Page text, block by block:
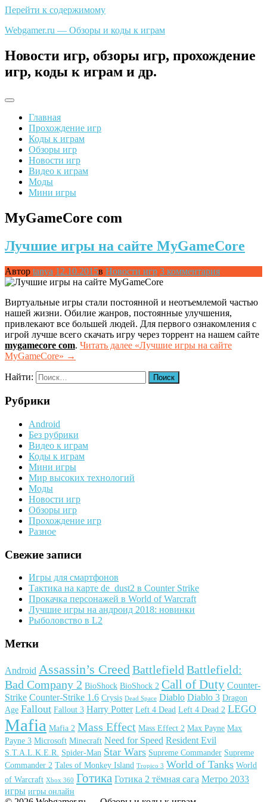
Перейти к содержимому
Webgamer.ru — Обзоры и коды к играм
Новости игр, обзоры игр, прохождение
игр, коды к играм и др.
Главная
Прохождение игр
Коды к играм
Обзоры игр
Новости игр
Видео к играм
Моды
Мини игры
MyGameCore com
Лучшие игры на сайте MyGameCore
Автор tanya 12.10.2015в Новости игр 3 комментария
Виртуальные игры стали постоянной и неотъемлемой частью
нашей жизни. Обилие жанров, постоянные улучшения,
привлекают все большей людей. Для первого ознакомления с
игрой лучше всего скачать игру через торрент на нашем сайте
mygamecore com. Читать далее «Лучшие игры на сайте
MyGameCore» →
Найти:
Рубрики
Android
Без рубрики
Видео к играм
Коды к играм
Мини игры
Мир высоких технологий
Моды
Новости игр
Обзоры игр
Прохождение игр
Разное
Свежие записи
Игры для смартфонов
Тактика на карте de_dust2 в Counter Strike
Прокачка персонажей в World of Warcraft
Лучшие игры на андроид 2018: новинки
Рыболовство в L2
Метки
Android Assassin’s Creed Battlefield Battlefield:
Bad Company 2 BioShock BioShock 2 Call of Duty Counter-
Strike Counter-Strike 1.6 Crysis Dead Space Diablo Diablo 3 Dragon
Age Fallout Fallout 3 Harry Potter Left 4 Dead Left 4 Dead 2 LEGO
Mafia Mafia 2 Mass Effect Mass Effect 2 Max Payne Max
Payne 3 Microsoft Minecraft Need for Speed Resident Evil
S.T.A.L.K.E.R. Spider-Man Star Wars Supreme Commander Supreme
Commander 2 Tales of Monkey Island Tropico 3 World of Tanks World
of Warcraft Xbox 360 Готика Готика 2 тёмная сага Метро 2033
игры игры онлайн